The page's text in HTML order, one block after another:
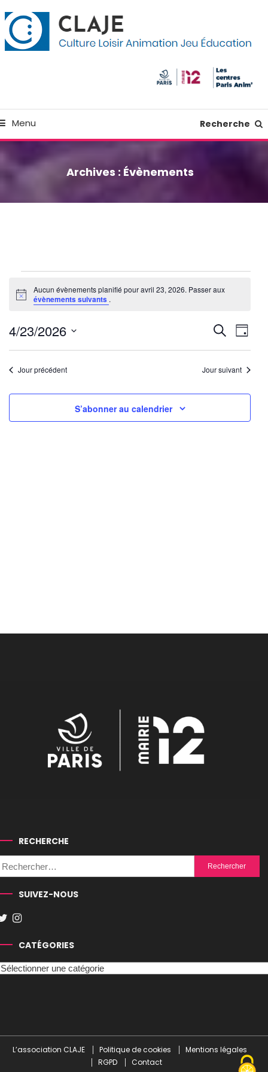
Menu Recherche
Archives : Évènements
for
avril
23,
2026
Notice
Aucun évènements planifié pour avril 23, 2026. Passer aux
évènements suivants .
et
de
vues
Recherche
de
Jour
4/23/2026
Sélectionnez
uneJour précédent Jour suivant
S’abonner au calendrier
RECHERCHE
Rechercher :
SUIVEZ-NOUS
CATÉGORIES
L’association CLAJE Politique de cookies
Mentions légales
RGPD
Contact